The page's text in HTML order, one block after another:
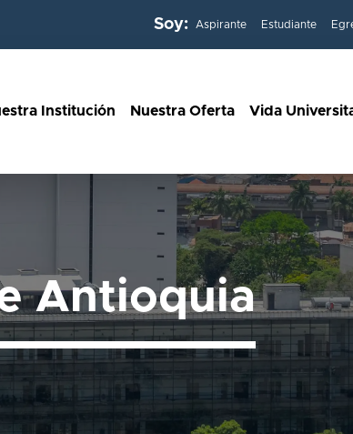
Soy: Aspirante Estudiante
Institución Nuestra Oferta Vida
Antioquia